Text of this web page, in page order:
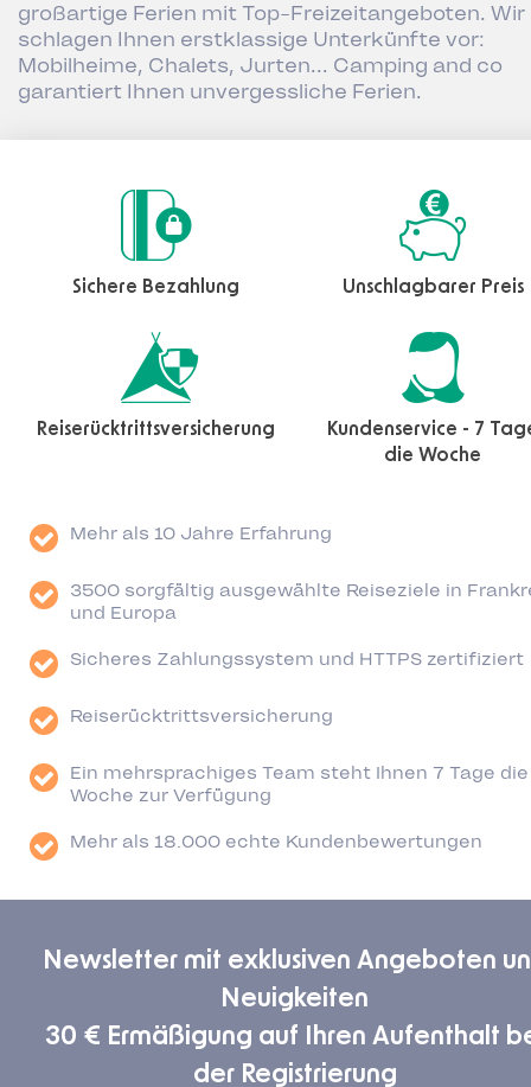
großartige Ferien mit Top-Freizeitangeboten. Wir
schlagen Ihnen erstklassige Unterkünfte vor:
Mobilheime, Chalets, Jurten... Camping and co
garantiert Ihnen unvergessliche Ferien.
Sichere Bezahlung Unschlagbarer Preis
Reiserücktrittsversicherung
Kundenservice - 7
die Woche
Mehr als 10 Jahre Erfahrung
3500 sorgfältig ausgewählte Reiseziele in
und Europa
Sicheres Zahlungssystem und HTTPS zertifiziert
Reiserücktrittsversicherung
Ein mehrsprachiges Team steht Ihnen 7 Tage die
Woche zur Verfügung
Mehr als 18.000 echte Kundenbewertungen
Newsletter mit exklusiven Angeboten
Neuigkeiten
30 € Ermäßigung auf Ihren Aufenthalt
der Registrierung